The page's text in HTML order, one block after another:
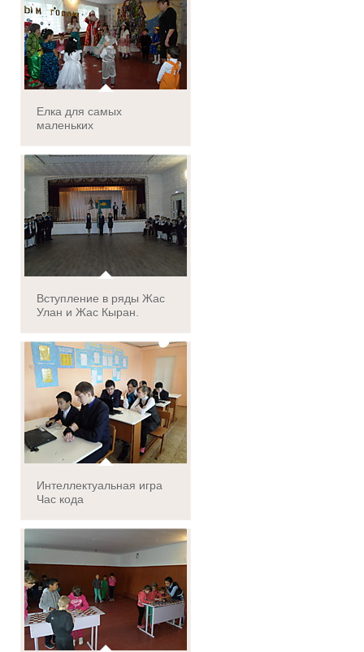
Елка для самых
маленьких
Вступление в ряды Жас
Улан и Жас Кыран.
Интеллектуальная игра
Час кода